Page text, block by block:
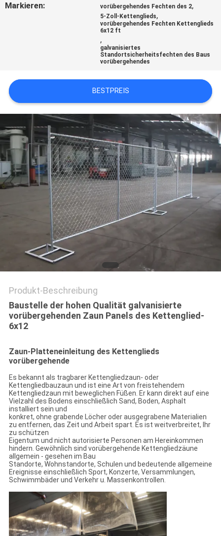
NACHRICHTEN
EIN
ZITAT
SITEMAP
PRIVACY
POLICY
Markieren: vorübergehendes Fechten des 2,
5-Zoll-Kettenglieds,
vorübergehendes Fechten Kettenglieds
6x12 ft
,
galvanisiertes
Standortsicherheitsfechten des Baus
vorübergehendes
BESTPREIS
Produkt-Beschreibung
Baustelle der hohen Qualität galvanisierte
vorübergehenden Zaun Panels des Kettenglied-
6x12
Zaun-Platteneinleitung des Kettenglieds
vorübergehende
Es bekannt als tragbarer Kettengliedzaun- oder
Kettengliedbauzaun und ist eine Art von freistehendem
Kettengliedzaun mit beweglichen Füßen. Er kann direkt auf eine
Vielzahl des Bodens einschließlich Sand, Boden, Asphalt
installiert sein und
konkret, ohne grabende Löcher oder ausgegrabene Materialien
zu entfernen, das Zeit und Arbeit spart. Es ist weitverbreitet, Ihr
zu schützen
Eigentum und nicht autorisierte Personen am Hereinkommen
hindern. Gewöhnlich sind vorübergehende Kettengliedzäune
allgemein - gesehen im Bau
Standorte, Wohnstandorte, Schulen und bedeutende allgemeine
Ereignisse einschließlich Sport, Konzerte, Versammlungen,
Schwimmbäder und Verkehr u. Massenkontrollen.